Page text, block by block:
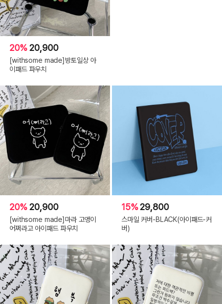
20% 20,900
[withsome made]방토일상 아
이패드 파우치
20% 20,900
[withsome made]마라 고앵이
어쩌라고 아이패드 파우치
15%29,800
스마일 커버-BLACK(아이패드-커
버)